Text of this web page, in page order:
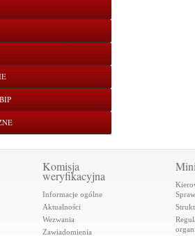
Komisja
weryfikacyjna
Informacje ogólne
Aktualności
Wezwania
Zawiadomienia